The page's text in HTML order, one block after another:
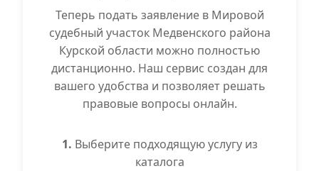
Теперь подать заявление в Мировой
судебный участок Медвенского района
Курской области можно полностью
дистанционно. Наш сервис создан для
вашего удобства и позволяет решать
правовые вопросы онлайн.
1. Выберите подходящую услугу из
каталога